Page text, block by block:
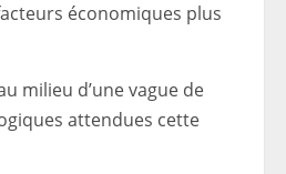
économiques plus
milieu d’une vague de
attendues cette